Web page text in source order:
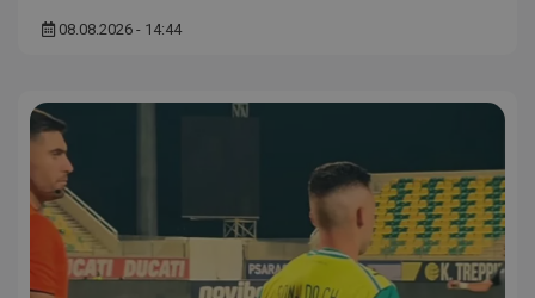
08.08.2026 - 14:44